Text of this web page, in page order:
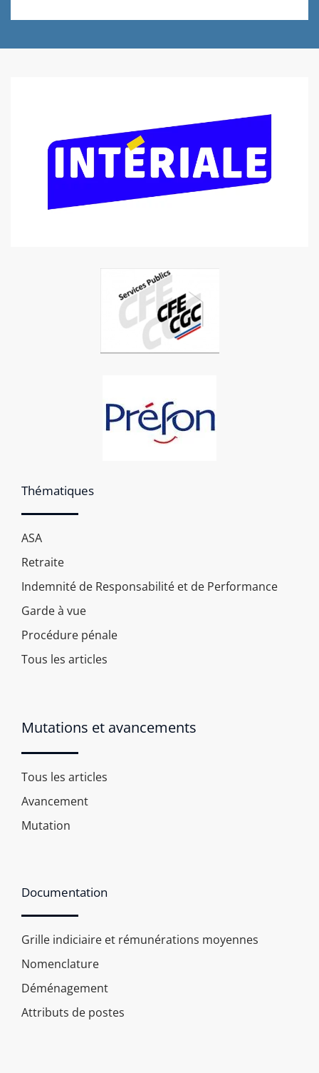
Thématiques
ASA
Retraite
Indemnité de Responsabilité et de Performance
Garde à vue
Procédure pénale
Tous les articles
Mutations et avancements
Tous les articles
Avancement
Mutation
Documentation
Grille indiciaire et rémunérations moyennes
Nomenclature
Déménagement
Attributs de postes